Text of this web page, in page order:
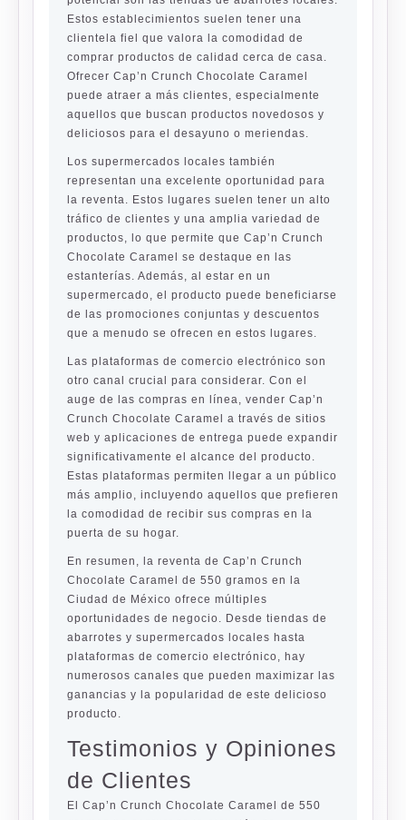
Estos establecimientos suelen tener una
clientela fiel que valora la comodidad de
comprar productos de calidad cerca de casa.
Ofrecer Cap’n Crunch Chocolate Caramel
puede atraer a más clientes, especialmente
aquellos que buscan productos novedosos y
deliciosos para el desayuno o meriendas.
Los supermercados locales también
representan una excelente oportunidad para
la reventa. Estos lugares suelen tener un alto
tráfico de clientes y una amplia variedad de
productos, lo que permite que Cap’n Crunch
Chocolate Caramel se destaque en las
estanterías. Además, al estar en un
supermercado, el producto puede beneficiarse
de las promociones conjuntas y descuentos
que a menudo se ofrecen en estos lugares.
Las plataformas de comercio electrónico son
otro canal crucial para considerar. Con el
auge de las compras en línea, vender Cap’n
Crunch Chocolate Caramel a través de sitios
web y aplicaciones de entrega puede expandir
significativamente el alcance del producto.
Estas plataformas permiten llegar a un público
más amplio, incluyendo aquellos que prefieren
la comodidad de recibir sus compras en la
puerta de su hogar.
En resumen, la reventa de Cap’n Crunch
Chocolate Caramel de 550 gramos en la
Ciudad de México ofrece múltiples
oportunidades de negocio. Desde tiendas de
abarrotes y supermercados locales hasta
plataformas de comercio electrónico, hay
numerosos canales que pueden maximizar las
ganancias y la popularidad de este delicioso
producto.
Testimonios y Opiniones
de Clientes
El Cap’n Crunch Chocolate Caramel de 550